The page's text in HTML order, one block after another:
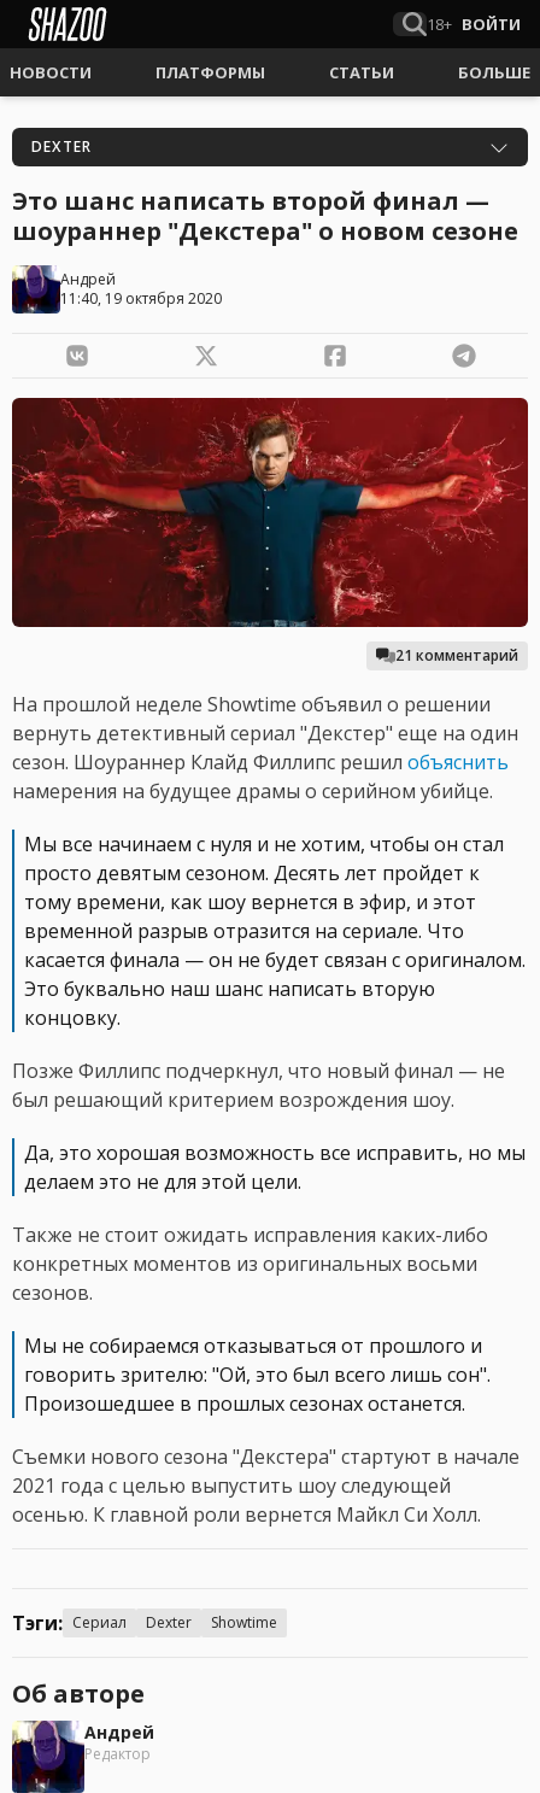
18+ ВОЙТИ
НОВОСТИ ПЛАТФОРМЫ СТАТЬИ БОЛЬШЕ
DEXTER
Это шанс написать второй финал —
шоураннер "Декстера" о новом сезоне
Андрей
11:40, 19 октября 2020
21 комментарий
На прошлой неделе Showtime объявил о решении
вернуть детективный сериал "Декстер" еще на один
сезон. Шоураннер Клайд Филлипс решил объяснить
намерения на будущее драмы о серийном убийце.
Мы все начинаем с нуля и не хотим, чтобы он стал
просто девятым сезоном. Десять лет пройдет к
тому времени, как шоу вернется в эфир, и этот
временной разрыв отразится на сериале. Что
касается финала — он не будет связан с оригиналом.
Это буквально наш шанс написать вторую
концовку.
Позже Филлипс подчеркнул, что новый финал — не
был решающий критерием возрождения шоу.
Да, это хорошая возможность все исправить, но мы
делаем это не для этой цели.
Также не стоит ожидать исправления каких-либо
конкретных моментов из оригинальных восьми
сезонов.
Мы не собираемся отказываться от прошлого и
говорить зрителю: "Ой, это был всего лишь сон".
Произошедшее в прошлых сезонах останется.
Съемки нового сезона "Декстера" стартуют в начале
2021 года с целью выпустить шоу следующей
осенью. К главной роли вернется Майкл Си Холл.
Тэги: Сериал Dexter Showtime
Об авторе
Андрей
Редактор